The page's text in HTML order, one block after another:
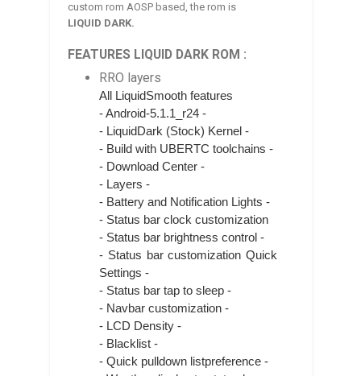
custom rom AOSP based, the rom is
LIQUID DARK.
FEATURES LIQUID DARK ROM :
RRO layers
All LiquidSmooth features
- Android-5.1.1_r24 -
- LiquidDark (Stock) Kernel -
- Build with UBERTC toolchains -
- Download Center -
- Layers -
- Battery and Notification Lights -
- Status bar clock customization
- Status bar brightness control -
- Status bar customization Quick
Settings -
- Status bar tap to sleep -
- Navbar customization -
- LCD Density -
- Blacklist -
- Quick pulldown listpreference -